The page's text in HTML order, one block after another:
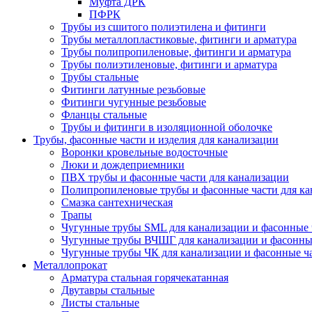
ПФРК
Трубы из сшитого полиэтилена и фитинги
Трубы металлопластиковые, фитинги и арматура
Трубы полипропиленовые, фитинги и арматура
Трубы полиэтиленовые, фитинги и арматура
Трубы стальные
Фитинги латунные резьбовые
Фитинги чугунные резьбовые
Фланцы стальные
Трубы и фитинги в изоляционной оболочке
Трубы, фасонные части и изделия для канализации
Воронки кровельные водосточные
Люки и дождеприемники
ПВХ трубы и фасонные части для канализации
Полипропиленовые трубы и фасонные части для
Смазка сантехническая
Трапы
Чугунные трубы SML для канализации и фасонные
Чугунные трубы ВЧШГ для канализации и
Чугунные трубы ЧК для канализации и фасонные
Металлопрокат
Арматура стальная горячекатанная
Двутавры стальные
Листы стальные